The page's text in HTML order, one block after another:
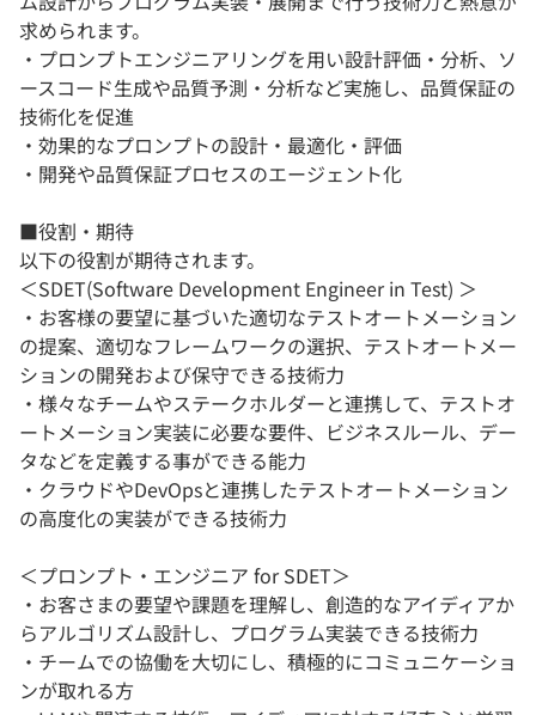
求められます。
・プロンプトエンジニアリングを用い設計評価・分析、ソ
ースコード生成や品質予測・分析など実施し、品質保証の
技術化を促進
・​効果的なプロンプトの設計・最適化・評価
・​開発や品質保証プロセスのエージェント化
■役割・期待
以下の役割が期待されます。
＜SDET(Software Development Engineer in Test) ＞
・お客様の要望に基づいた適切なテストオートメーション
の提案、適切なフレームワークの選択、テストオートメー
ションの開発および保守できる技術力
・様々なチームやステークホルダーと連携して、テストオ
ートメーション実装に必要な要件、ビジネスルール、デー
タなどを定義する事ができる能力
・クラウドやDevOpsと連携したテストオートメーション
の高度化の実装ができる技術力
＜プロンプト・エンジニア for SDET​＞
・お客さまの要望や課題を理解し、創造的なアイディアか
らアルゴリズム設計し、プログラム実装できる技術力
・​チームでの協働を大切にし、積極的にコミュニケーショ
ンが取れる方